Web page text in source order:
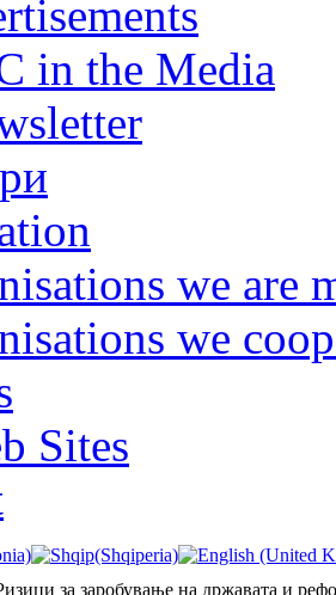
in the Media
we are
we
Sites
за заробување на државата и